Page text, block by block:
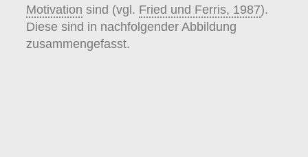
Motivation sind (vgl. Fried und Ferris, 1987).
Diese sind in nachfolgender Abbildung
zusammengefasst.